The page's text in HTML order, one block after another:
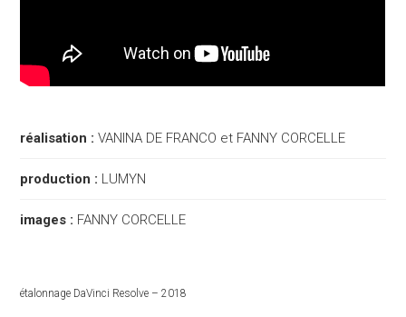
réalisation :VANINA DE FRANCO et FANNY CORCELLE
production : LUMYN
images : FANNY CORCELLE
étalonnage DaVinci Resolve – 2018